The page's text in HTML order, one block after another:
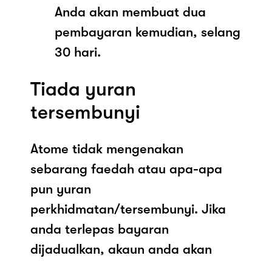
Anda akan membuat dua
pembayaran kemudian, selang
30 hari.
Tiada yuran
tersembunyi
Atome tidak mengenakan
sebarang faedah atau apa-apa
pun yuran
perkhidmatan/tersembunyi. Jika
anda terlepas bayaran
dijadualkan, akaun anda akan